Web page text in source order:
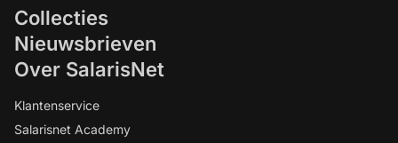
Collecties
Nieuwsbrieven
Over SalarisNet
Klantenservice
Salarisnet Academy